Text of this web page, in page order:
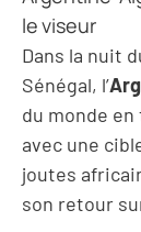
le viseur
Dans la nuit
Sénégal, l’
du monde
avec une
joutes
son retour